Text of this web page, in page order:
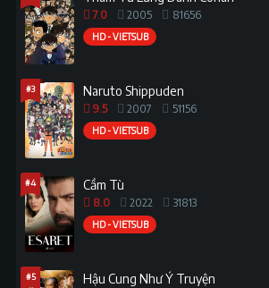
7.0 2005 81656
HD - VIETSUB
#3 Naruto Shippuden
9.5 2007 51156
HD - VIETSUB
#4 Cầm Tù
8.0 2022 31813
HD - VIETSUB
#5 Hậu Cung Như Ý Truyện